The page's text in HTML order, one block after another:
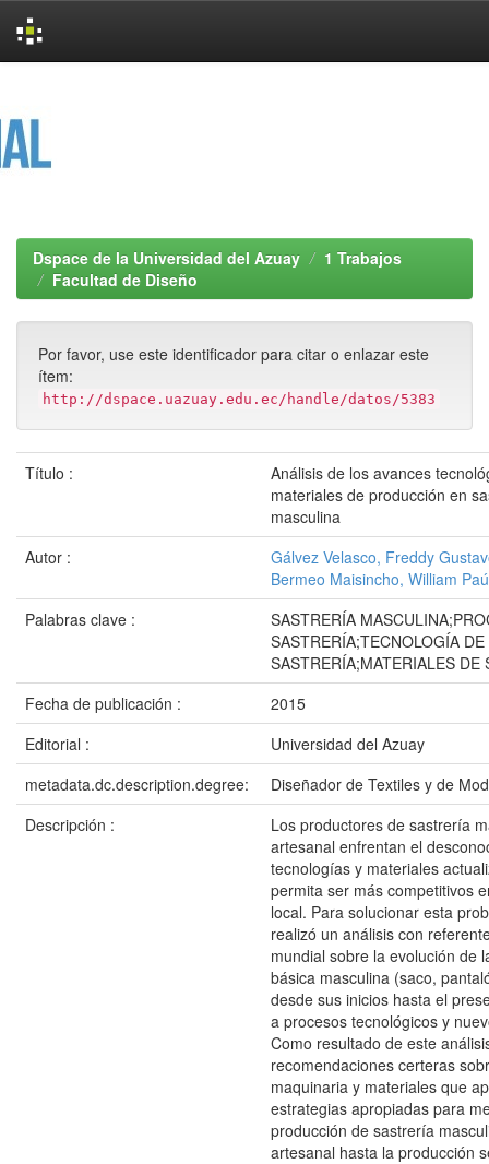
Dspace de la Universidad del Azuay
1 Trabajos
Facultad de Diseño
Por favor, use este identificador para citar o enlazar este
ítem:
http://dspace.uazuay.edu.ec/handle/datos/5383
Título :
Análisis de los avances
materiales de producción en
masculina
Autor :
Gálvez Velasco, Freddy
Bermeo Maisincho, William
Palabras clave :
SASTRERÍA
SASTRERÍA;TECNOLOGÍA DE
SASTRERÍA;MATERIALES DE
Fecha de publicación :
2015
Editorial :
Universidad del Azuay
metadata.dc.description.degree:
Diseñador de Textiles y de
Descripción :
Los productores de sastrería
artesanal enfrentan el
tecnologías y materiales
permita ser más competitivos
local. Para solucionar esta
realizó un análisis con
mundial sobre la evolución de
básica masculina (saco,
desde sus inicios hasta el
a procesos tecnológicos y
Como resultado de este
recomendaciones certeras
maquinaria y materiales que
estrategias apropiadas para
producción de sastrería
artesanal hasta la producción